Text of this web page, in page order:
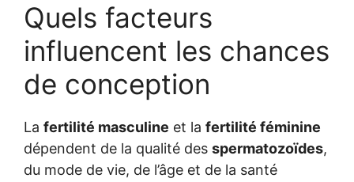
Quels facteurs
influencent les chances
de conception
La fertilité masculine et la fertilité féminine
dépendent de la qualité des spermatozoïdes,
du mode de vie, de l’âge et de la santé